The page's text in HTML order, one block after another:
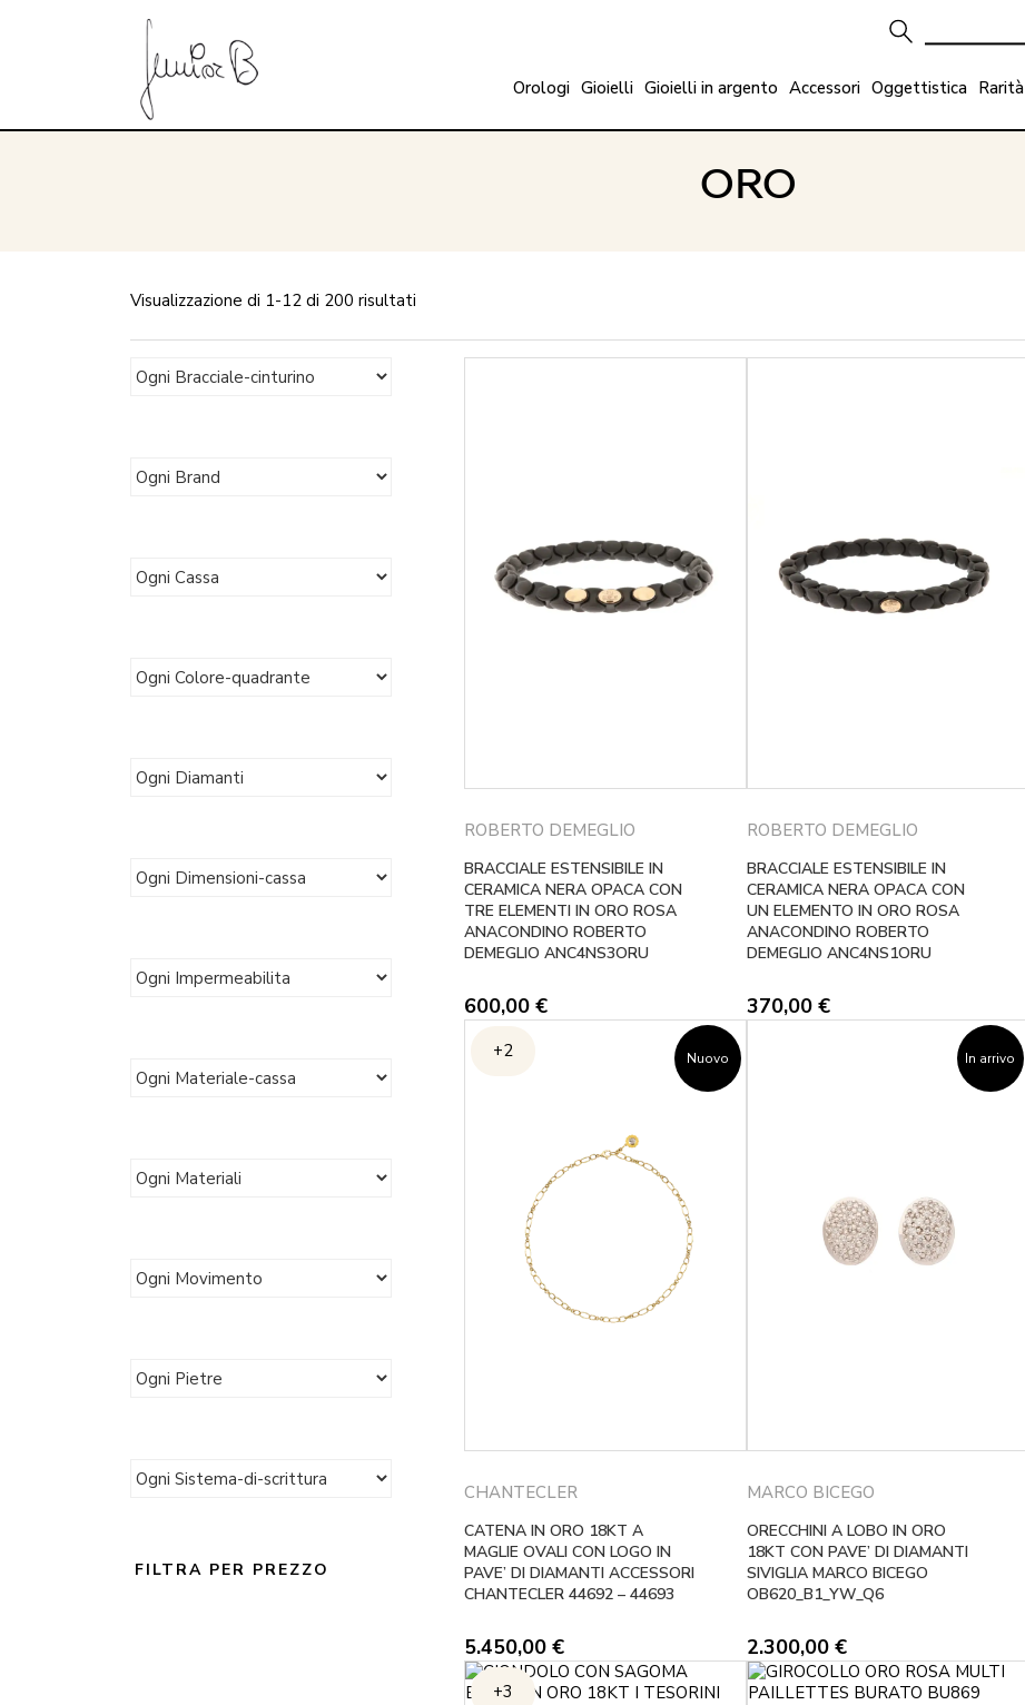
Orologi Gioielli Gioielli in argento Accessori Oggettistica Rarità
ORO
Visualizzazione di 1-12 di 200 risultati
ROBERTO DEMEGLIO
BRACCIALE ESTENSIBILE IN
CERAMICA NERA OPACA CON
TRE ELEMENTI IN ORO ROSA
ANACONDINO ROBERTO
DEMEGLIO ANC4NS3ORU
600,00 €
ROBERTO DEMEGLIO
BRACCIALE ESTENSIBILE IN
CERAMICA NERA OPACA CON
UN ELEMENTO IN ORO ROSA
ANACONDINO ROBERTO
DEMEGLIO ANC4NS1ORU
370,00 €
+2
CHANTECLER
Nuovo
CATENA IN ORO 18KT A
MAGLIE OVALI CON LOGO IN
PAVE’ DI DIAMANTI ACCESSORI
CHANTECLER 44692 – 44693
5.450,00 €
MARCO BICEGO
In arrivo
ORECCHINI A LOBO IN ORO
18KT CON PAVE’ DI DIAMANTI
SIVIGLIA MARCO BICEGO
OB620_B1_YW_Q6
2.300,00 €
+3
FILTRA PER PREZZO